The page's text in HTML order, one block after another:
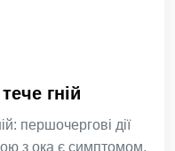
гній
першочергові дії
з ока є симптомом,